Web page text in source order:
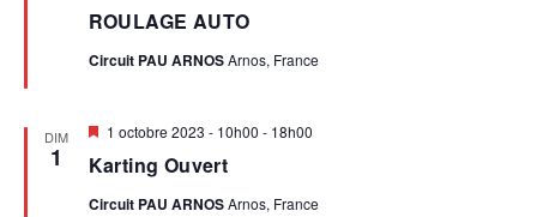
ROULAGE AUTO
avant
Circuit PAU ARNOSArnos, France
DIM
1 Karting Ouvert
Mis
avant
1 octobre 2023 - 10h00 - 18h00
Circuit PAU ARNOSArnos, France